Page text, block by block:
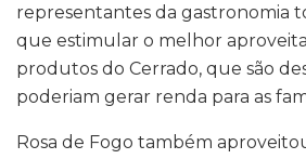
representantes da gastronomia
que estimular o melhor
produtos do Cerrado, que são
poderiam gerar renda para as
Rosa de Fogo também